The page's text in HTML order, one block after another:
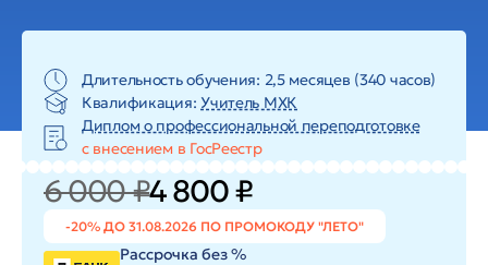
Длительность обучения: 2,5 месяцев (340 часов)
Квалификация: Учитель МХК
Диплом о профессиональной переподготовке
с внесением в ГосРеестр
6 000 ₽4 800 ₽
-20% ДО 31.08.2026 ПО ПРОМОКОДУ "ЛЕТО"
Рассрочка без %